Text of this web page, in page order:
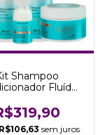
Shampoo
Fluído
Coconut
R$106,63 sem juros